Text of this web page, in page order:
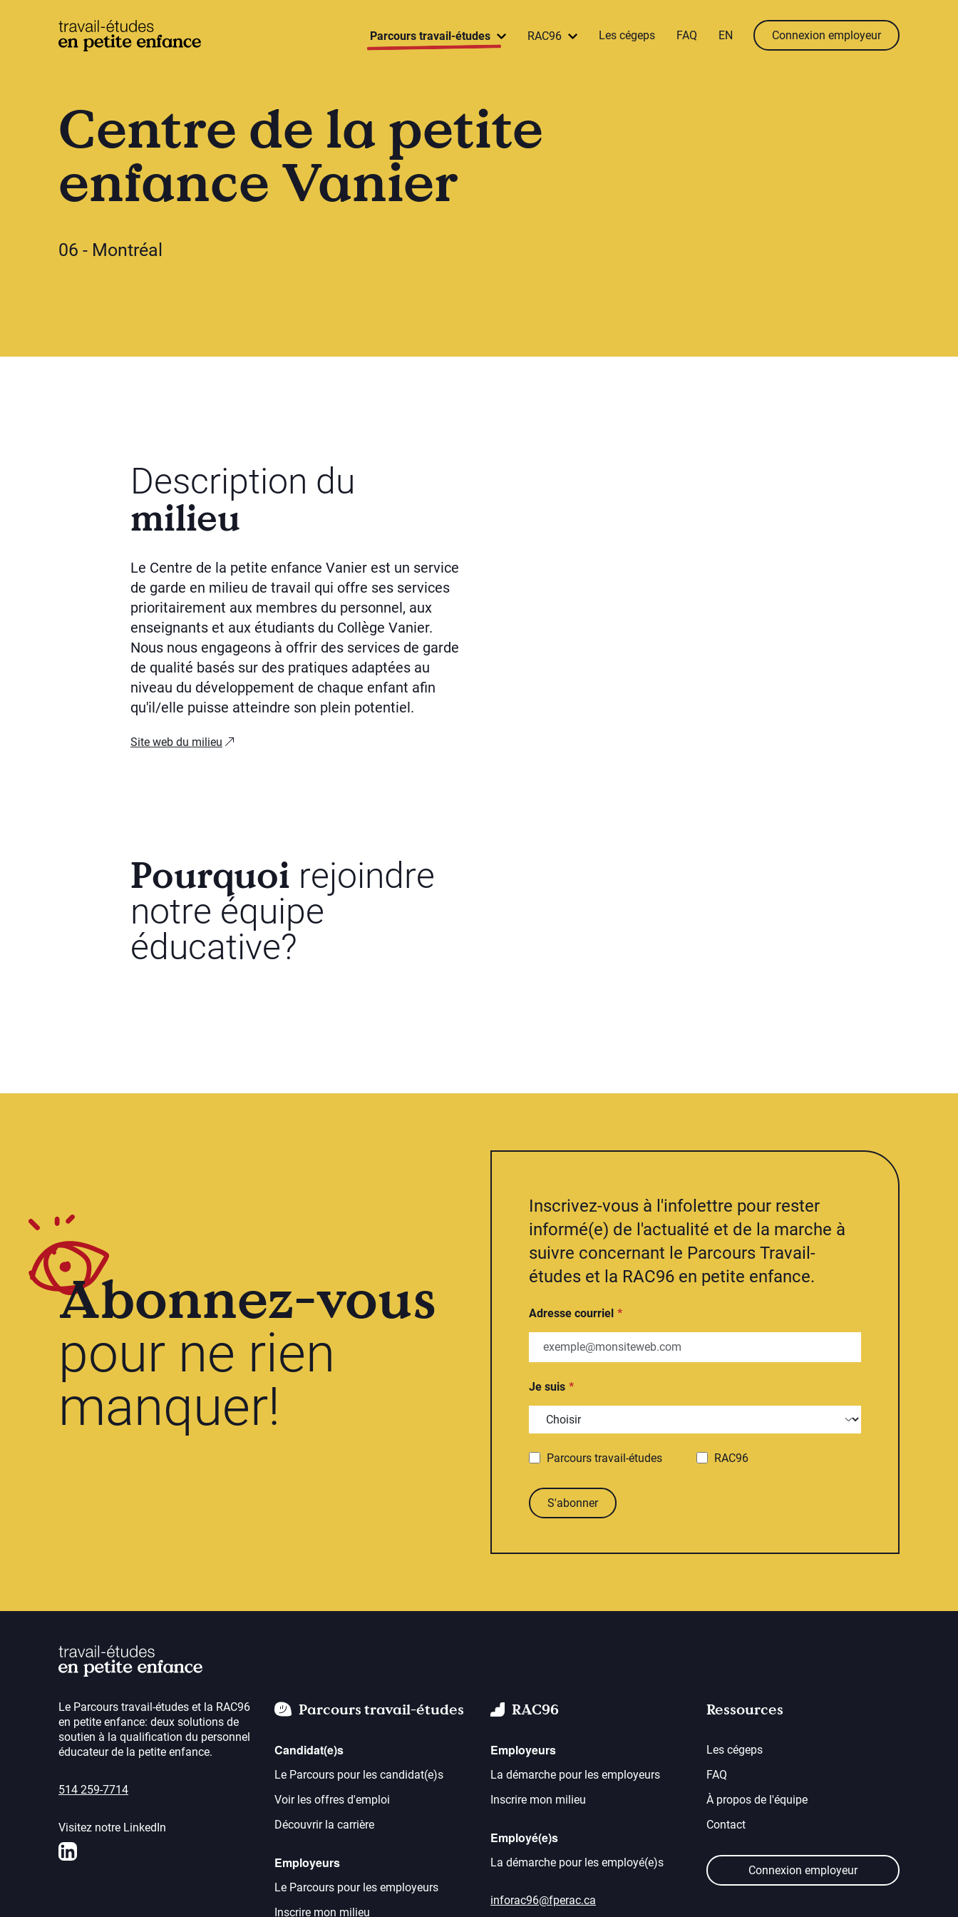
base.logo Parcours travail-études RAC96 Les cégeps FAQ
menu.language
menu.en
EN Connexion employeur
Centre de la petite
enfance Vanier
06 - Montréal
Description du
milieu
Le Centre de la petite enfance Vanier est un service
de garde en milieu de travail qui offre ses services
prioritairement aux membres du personnel, aux
enseignants et aux étudiants du Collège Vanier.
Nous nous engageons à offrir des services de garde
de qualité basés sur des pratiques adaptées au
niveau du développement de chaque enfant afin
qu'il/elle puisse atteindre son plein potentiel.
Site web du milieu
Pourquoi rejoindre
notre équipe
éducative?
Abonnez-vous
pour ne rien
manquer!
Inscrivez-vous à l'infolettre pour rester
informé(e) de l'actualité et de la marche à
suivre concernant le Parcours Travail-
études et la RAC96 en petite enfance.
Adresse courriel
Je suis
Parcours travail-études RAC96
S'abonner
Le Parcours travail-études et la RAC96
en petite enfance: deux solutions de
soutien à la qualification du personnel
éducateur de la petite enfance.
514 259-7714
Visitez notre LinkedIn
LinkedIn
Parcours travail-études
Candidat(e)s
Le Parcours pour les candidat(e)s
Voir les offres d'emploi
Découvrir la carrière
Employeurs
Le Parcours pour les employeurs
Inscrire mon milieu
RAC96
Employeurs
La démarche pour les employeurs
Inscrire mon milieu
Employé(e)s
La démarche pour les employé(e)s
inforac96@fperac.ca
Ressources
Les cégeps
FAQ
À propos de l'équipe
Contact
Connexion employeur